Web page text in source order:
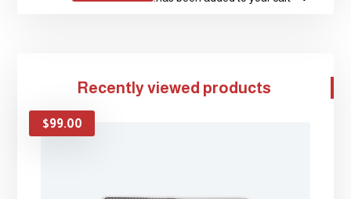
Recently viewed products
$99.00